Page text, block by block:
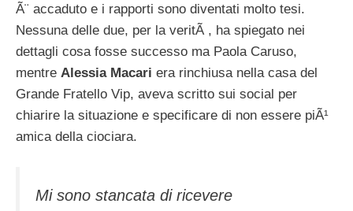
Ã¨ accaduto e i rapporti sono diventati molto tesi.
Nessuna delle due, per la veritÃ , ha spiegato nei
dettagli cosa fosse successo ma Paola Caruso,
mentre Alessia Macari era rinchiusa nella casa del
Grande Fratello Vip, aveva scritto sui social per
chiarire la situazione e specificare di non essere piÃ¹
amica della ciociara.
Mi sono stancata di ricevere